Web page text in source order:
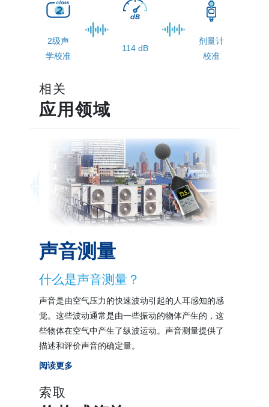
2级声
学校准
114 dB
剂量计
校准
相关
应用领域
声音测量
什么是声音测量？
声音是由空气压力的快速波动引起的人耳感知的感
觉。这些波动通常是由一些振动的物体产生的，这
些物体在空气中产生了纵波运动。声音测量提供了
描述和评价声音的确定量。
阅读更多
索取